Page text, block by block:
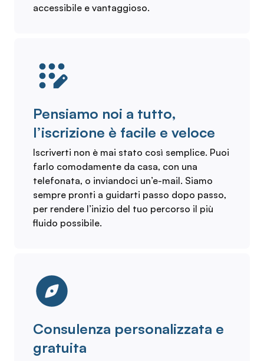
accessibile e vantaggioso.
Pensiamo noi a tutto,
l’iscrizione è facile e veloce
Iscriverti non è mai stato così semplice. Puoi
farlo comodamente da casa, con una
telefonata, o inviandoci un’e-mail. Siamo
sempre pronti a guidarti passo dopo passo,
per rendere l’inizio del tuo percorso il più
fluido possibile.
Consulenza personalizzata e
gratuita